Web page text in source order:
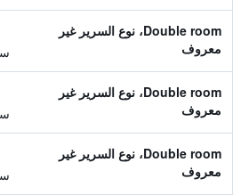
Double room، نوع السرير غير
معروف
Double room، نوع السرير غير
معروف
Double room، نوع السرير غير
معروف